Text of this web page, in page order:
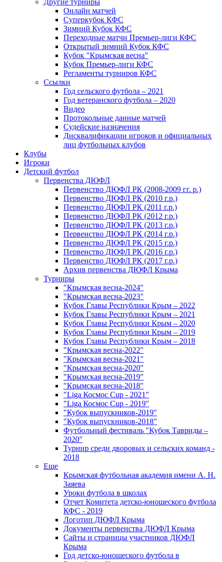
Другие турниры
Онлайн матчей
Суперкубок КФС
Зимний Кубок КФС
Переходные матчи Премьер-лиги КФС
Открытый зимний Кубок КФС
Кубок "Крымская весна"
Кубок Премьер-лиги КФС
Регламенты турниров КФС
Ссылки
Год сельского футбола – 2021
Год ветеранского футбола – 2020
Видео
Протокольные данные матчей
Судейские назначения
Дисквалификации игроков и официальных
лиц футбольных клубов
Клубы
Игроки
Детский футбол
Первенства ДЮФЛ
Первенство ДЮФЛ РК (2008-2009 гг. р.)
Первенство ДЮФЛ РК (2010 г.р.)
Первенство ДЮФЛ РК (2011 г.р.)
Первенство ДЮФЛ РК (2012 г.р.)
Первенство ДЮФЛ РК (2013 г.р.)
Первенство ДЮФЛ РК (2014 г.р.)
Первенство ДЮФЛ РК (2015 г.р.)
Первенство ДЮФЛ РК (2016 г.р.)
Первенство ДЮФЛ РК (2017 г.р.)
Архив первенства ДЮФЛ Крыма
Турниры
"Крымская весна-2024"
"Крымская весна-2023"
Кубок Главы Республики Крым – 2022
Кубок Главы Республики Крым – 2021
Кубок Главы Республики Крым – 2020
Кубок Главы Республики Крым – 2019
Кубок Главы Республики Крым – 2018
"Крымская весна-2022"
"Крымская весна-2021"
"Крымская весна-2020"
"Крымская весна-2019"
"Крымская весна-2018"
"Liga Космос Cup - 2021"
"Liga Космос Cup - 2019"
"Кубок выпускников-2019"
"Кубок выпускников-2018"
Футбольный фестиваль "Кубок Тавриды –
2020"
Турнир среди дворовых и сельских команд -
2018
Еще
Крымская футбольная академия имени А. Н.
Заяева
Уроки футбола в школах
Отчет Комитета детско-юношеского футбола
КФС - 2019
Логотип ДЮФЛ Крыма
Документы первенства ДЮФЛ Крыма
Сайты и страницы участников ДЮФЛ
Крыма
Год детско-юношеского футбола в